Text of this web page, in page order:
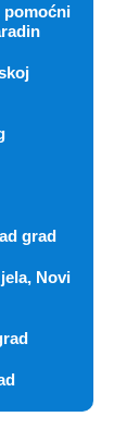
pomoćni
grad
Novi